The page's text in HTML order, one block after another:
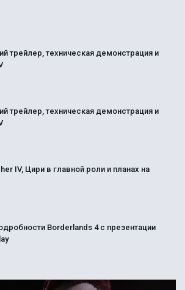
трейлер, техническая демонстрация и
трейлер, техническая демонстрация и
IV, Цири в главной роли и планах на
Borderlands 4 с презентации